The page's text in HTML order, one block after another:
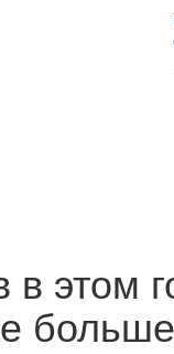
этом